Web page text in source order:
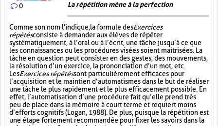
0 La répétition mène à la perfection
Comme son nom l'indique, la formule desExercices
répétésconsiste à demander aux élèves de répéter
systématiquement, à l’oral ou à l’écrit, une tâche jusqu’à ce que
les connaissances ou les procédures visées soient maitrisées. La
tâche en question peut consister en des gestes, des mouvements,
la résolution d’un exercice, la prononciation d’un mot, etc.
LesExercices répétéssont particulièrement efficaces pour
l’acquisition et le maintien d’automatismes dans le but de réaliser
une tâche le plus rapidement et le plus efficacement possible. En
effet, l’automatisation d’une procédure fait qu’elle prend très
peu de place dans la mémoire à court terme et requiert moins
d’efforts cognitifs (Logan, 1988). De plus, puisque la répétition est
une étape fortement recommandée pour fixer les savoirs dans la